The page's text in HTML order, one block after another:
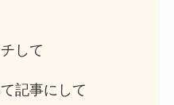
して
記事にして